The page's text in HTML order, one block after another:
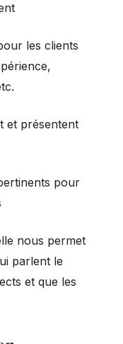
les clients
et présentent
pour
nous permet
parlent le
et que les